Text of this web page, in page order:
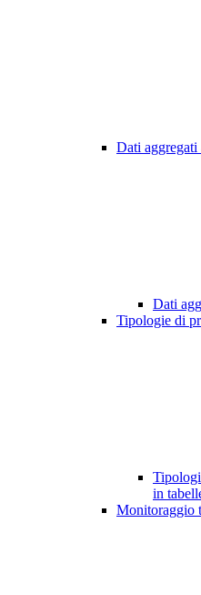
Dati
Dati
Tipologie di
in
Monitoraggio